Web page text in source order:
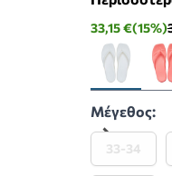
33,15 €(15%)
Μέγεθος:
33-34